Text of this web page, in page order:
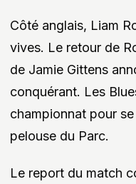
Côté anglais, Liam
vives. Le retour de
de Jamie Gittens
conquérant. Les
championnat pour
pelouse du Parc.
Le report du match